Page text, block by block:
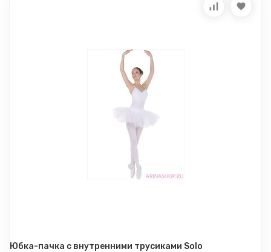
Юбка-пачка с внутренними трусиками Solo